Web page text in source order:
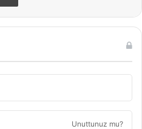
Unuttunuz mu?